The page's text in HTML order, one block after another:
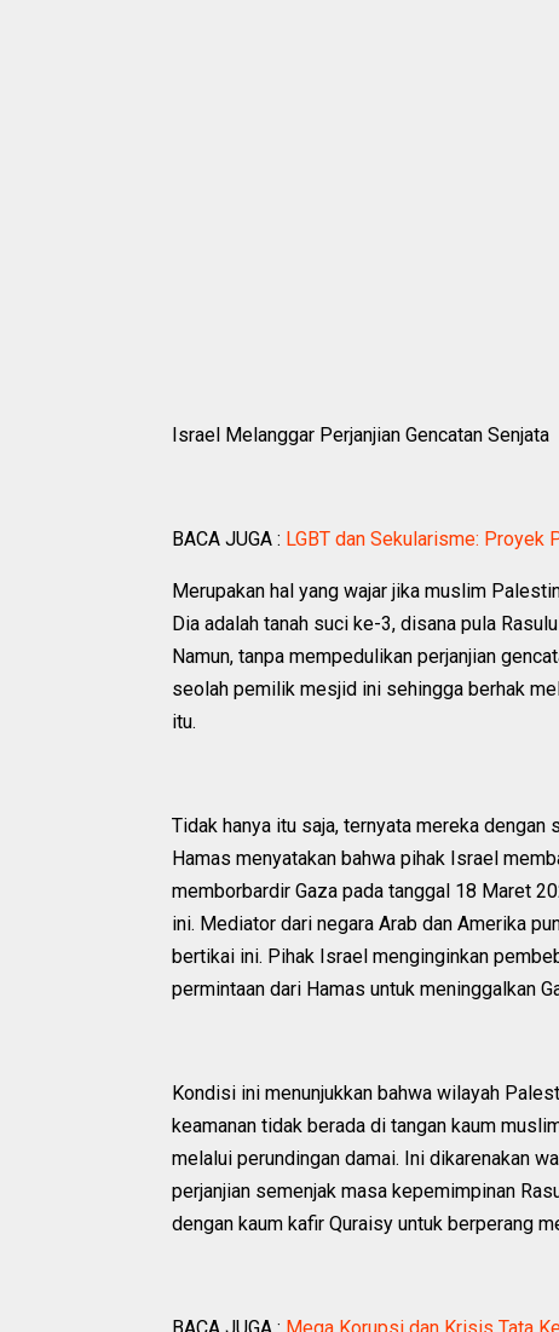
Israel Melanggar Perjanjian Gencatan Senjata
BACA JUGA : LGBT dan Sekularisme: Proyek
Merupakan hal yang wajar jika muslim
Dia adalah tanah suci ke-3, disana pula
Namun, tanpa mempedulikan perjanjian
seolah pemilik mesjid ini sehingga berhak
itu.
Tidak hanya itu saja, ternyata mereka dengan
Hamas menyatakan bahwa pihak Israel
memborbardir Gaza pada tanggal 18 Maret
ini. Mediator dari negara Arab dan Amerika
bertikai ini. Pihak Israel menginginkan
permintaan dari Hamas untuk meninggalkan
Kondisi ini menunjukkan bahwa wilayah
keamanan tidak berada di tangan kaum
melalui perundingan damai. Ini dikarenakan
perjanjian semenjak masa kepemimpinan
dengan kaum kafir Quraisy untuk berperang